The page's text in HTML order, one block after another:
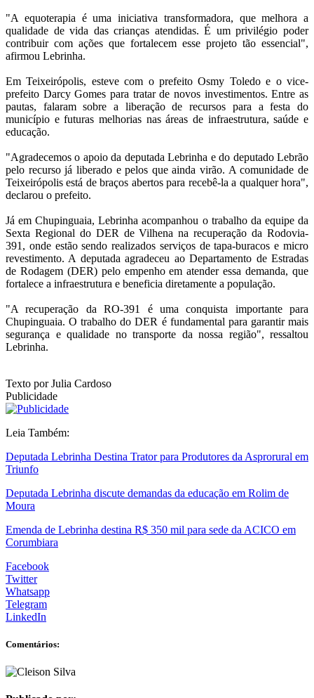
"A equoterapia é uma iniciativa transformadora, que melhora a
qualidade de vida das crianças atendidas. É um privilégio poder
contribuir com ações que fortalecem esse projeto tão essencial",
afirmou Lebrinha.
Em Teixeirópolis, esteve com o prefeito Osmy Toledo e o vice-
prefeito Darcy Gomes para tratar de novos investimentos. Entre as
pautas, falaram sobre a liberação de recursos para a festa do
município e futuras melhorias nas áreas de infraestrutura, saúde e
educação.
"Agradecemos o apoio da deputada Lebrinha e do deputado Lebrão
pelo recurso já liberado e pelos que ainda virão. A comunidade de
Teixeirópolis está de braços abertos para recebê-la a qualquer hora",
declarou o prefeito.
Já em Chupinguaia, Lebrinha acompanhou o trabalho da equipe da
Sexta Regional do DER de Vilhena na recuperação da Rodovia-
391, onde estão sendo realizados serviços de tapa-buracos e micro
revestimento. A deputada agradeceu ao Departamento de Estradas
de Rodagem (DER) pelo empenho em atender essa demanda, que
fortalece a infraestrutura e beneficia diretamente a população.
"A recuperação da RO-391 é uma conquista importante para
Chupinguaia. O trabalho do DER é fundamental para garantir mais
segurança e qualidade no transporte da nossa região", ressaltou
Lebrinha.
Texto por Julia Cardoso
Publicidade
Leia Também:
Deputada Lebrinha Destina Trator para Produtores da Asprorural em
Triunfo
Deputada Lebrinha discute demandas da educação em Rolim de
Moura
Emenda de Lebrinha destina R$ 350 mil para sede da ACICO em
Corumbiara
Facebook
Twitter
Whatsapp
Telegram
LinkedIn
Comentários: